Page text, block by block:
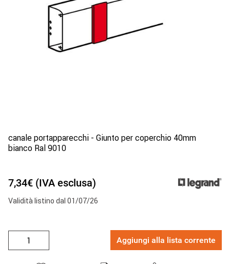
canale portapparecchi - Giunto per coperchio 40mm
bianco Ral 9010
7,34€ (IVA esclusa)
Validità listino dal 01/07/26
Aggiungi alla lista corrente